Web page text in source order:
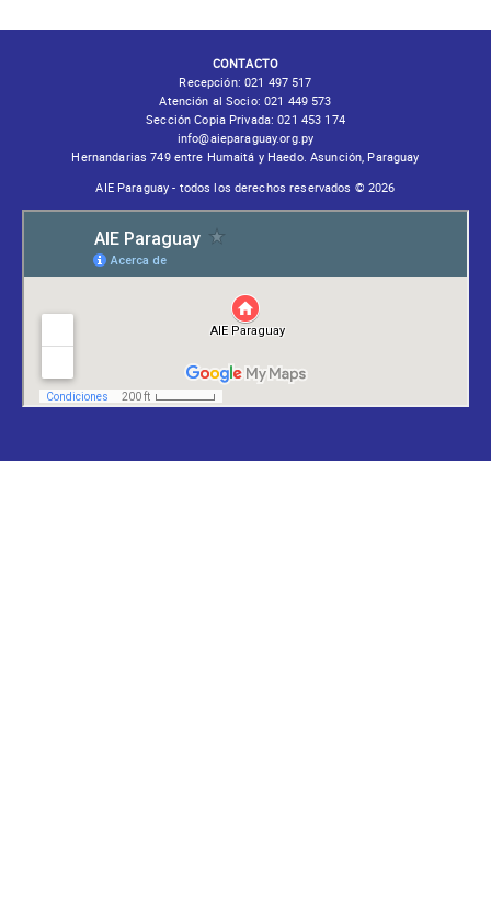
CONTACTO
Recepción: 021 497 517
Atención al Socio: 021 449 573
Sección Copia Privada: 021 453 174
info@aieparaguay.org.py
Hernandarias 749 entre Humaitá y Haedo. Asunción, Paraguay
AIE Paraguay - todos los derechos reservados © 2026